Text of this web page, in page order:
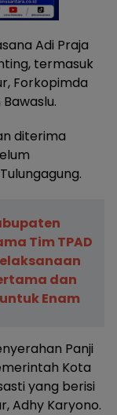
Adi Praja
termasuk
Forkopimda
diterima
Tim TPAD
dan
Enam
Panji
Kota
yang berisi
Adhy Karyono.